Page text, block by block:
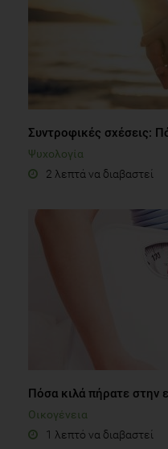
Συντροφικές σχέσεις:
Ψυχολογία
2 λεπτά να διαβαστεί
Πόσα κιλά πήρατε στην
Οικογένεια
1 λεπτό να διαβαστεί